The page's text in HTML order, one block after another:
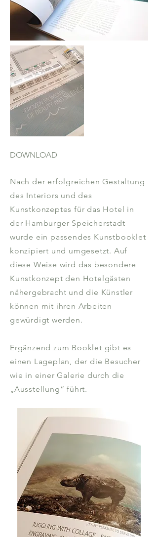
DOWNLOAD
Nach der erfolgreichen Gestaltung
des Interiors und des
Kunstkonzeptes für das Hotel in
der Hamburger Speicherstadt
wurde ein passendes Kunstbooklet
konzipiert und umgesetzt. Auf
diese Weise wird das besondere
Kunstkonzept den Hotelgästen
nähergebracht und die Künstler
können mit ihren Arbeiten
gewürdigt werden.
Ergänzend zum Booklet gibt es
einen Lageplan, der die Besucher
wie in einer Galerie durch die
„Ausstellung“ führt.